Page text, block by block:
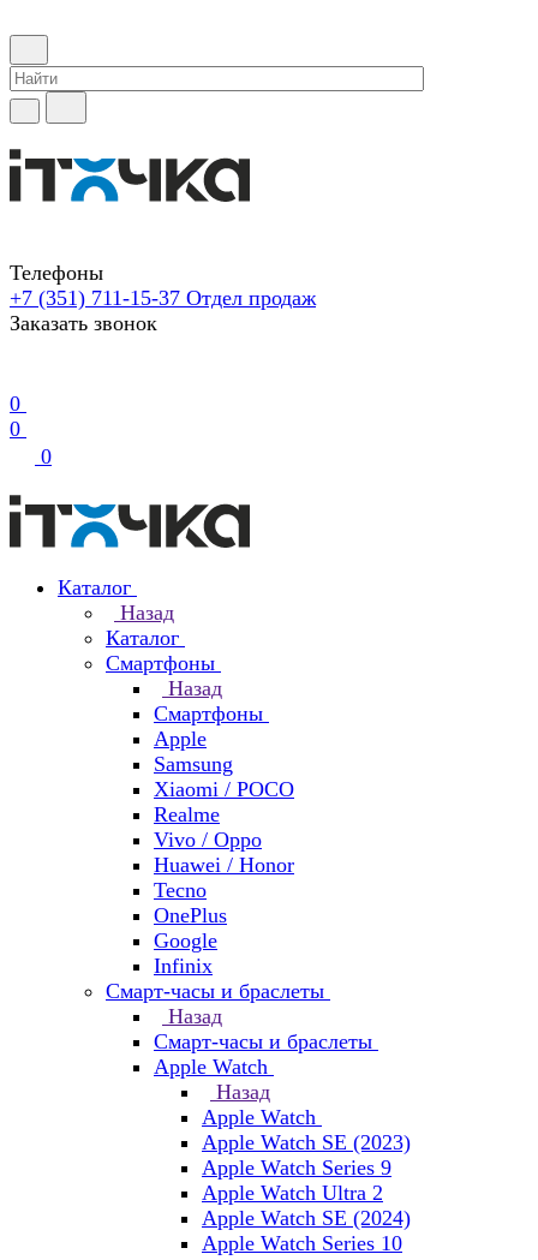
Телефоны
+7 (351) 711-15-37 Отдел продаж
Заказать звонок
0
0
0
Каталог
Назад
Каталог
Смартфоны
Назад
Смартфоны
Apple
Samsung
Xiaomi / POCO
Realme
Vivo / Oppo
Huawei / Honor
Tecno
OnePlus
Google
Infinix
Смарт-часы и браслеты
Назад
Смарт-часы и браслеты
Apple Watch
Назад
Apple Watch
Apple Watch SE (2023)
Apple Watch Series 9
Apple Watch Ultra 2
Apple Watch SE (2024)
Apple Watch Series 10